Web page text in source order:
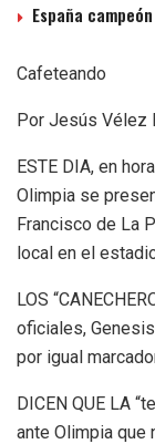
España campeón
Cafeteando
Por Jesús Vélez
ESTE DIA, en
Olimpia se
Francisco de La
local en el
LOS
oficiales,
por igual
DICEN QUE LA
ante Olimpia que